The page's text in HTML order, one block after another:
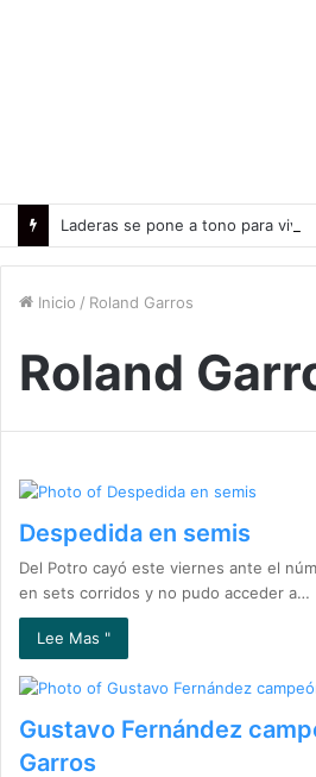
Inicio / Roland Garros
Roland
Despedida en semis
Del Potro cayó este viernes ante el
en sets corridos y no pudo acceder a…
Lee Mas "
Gustavo Fernández
Garros